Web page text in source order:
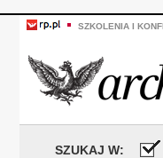
SZKOLENIA I
SZUKAJ W: